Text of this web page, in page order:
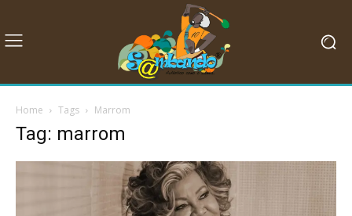
Home Tags Marrom
Tag: marrom